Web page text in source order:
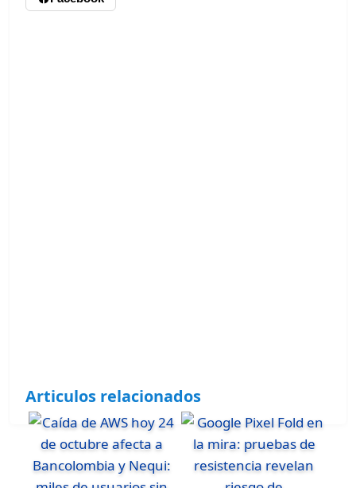
Articulos relacionados